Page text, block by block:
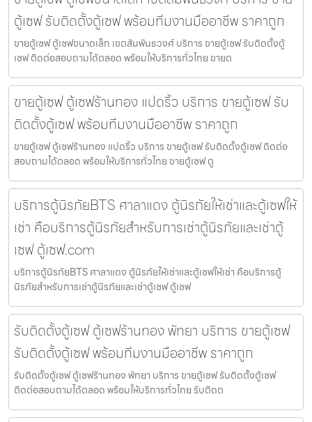
ตู้เซฟ รับติดตั้งตู้เซฟ พร้อมทีมงานมืออาชีพ ราคาถูก
ขายตู้เซฟ ตู้เซฟขนาดเล็ก เขตสัมพันธวงศ์ บริการ ขายตู้เซฟ รับติดตั้งตู้
เซฟ ติดต่อสอบถามได้ตลอด พร้อมให้บริการทั่วไทย ขายต
ขายตู้เซฟ ตู้เซฟร้านทอง แปดริ้ว บริการ ขายตู้เซฟ รับ
ติดตั้งตู้เซฟ พร้อมทีมงานมืออาชีพ ราคาถูก
ขายตู้เซฟ ตู้เซฟร้านทอง แปดริ้ว บริการ ขายตู้เซฟ รับติดตั้งตู้เซฟ ติดต่อ
สอบถามได้ตลอด พร้อมให้บริการทั่วไทย ขายตู้เซฟ ตู
บริการตู้นิรภัยBTS ศาลาแดง ตู้นิรภัยให้เช่าและตู้เซฟให้
เช่า คือบริการตู้นิรภัยสำหรับการเช่าตู้นิรภัยและเช่าตู้
เซฟ ตู้เซฟ.com
บริการตู้นิรภัยBTS ศาลาแดง ตู้นิรภัยให้เช่าและตู้เซฟให้เช่า คือบริการตู้
นิรภัยสำหรับการเช่าตู้นิรภัยและเช่าตู้เซฟ ตู้เซฟ
รับติดตั้งตู้เซฟ ตู้เซฟร้านทอง พัทยา บริการ ขายตู้เซฟ
รับติดตั้งตู้เซฟ พร้อมทีมงานมืออาชีพ ราคาถูก
รับติดตั้งตู้เซฟ ตู้เซฟร้านทอง พัทยา บริการ ขายตู้เซฟ รับติดตั้งตู้เซฟ
ติดต่อสอบถามได้ตลอด พร้อมให้บริการทั่วไทย รับติดต